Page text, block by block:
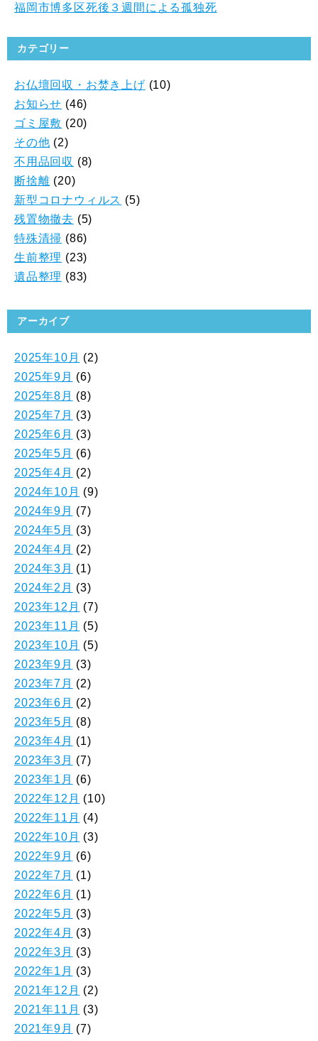
福岡市博多区死後３週間による孤独死
カテゴリー
お仏壇回収・お焚き上げ (10)
お知らせ (46)
ゴミ屋敷 (20)
その他 (2)
不用品回収 (8)
断捨離 (20)
新型コロナウィルス (5)
残置物撤去 (5)
特殊清掃 (86)
生前整理 (23)
遺品整理 (83)
アーカイブ
2025年10月 (2)
2025年9月 (6)
2025年8月 (8)
2025年7月 (3)
2025年6月 (3)
2025年5月 (6)
2025年4月 (2)
2024年10月 (9)
2024年9月 (7)
2024年5月 (3)
2024年4月 (2)
2024年3月 (1)
2024年2月 (3)
2023年12月 (7)
2023年11月 (5)
2023年10月 (5)
2023年9月 (3)
2023年7月 (2)
2023年6月 (2)
2023年5月 (8)
2023年4月 (1)
2023年3月 (7)
2023年1月 (6)
2022年12月 (10)
2022年11月 (4)
2022年10月 (3)
2022年9月 (6)
2022年7月 (1)
2022年6月 (1)
2022年5月 (3)
2022年4月 (3)
2022年3月 (3)
2022年1月 (3)
2021年12月 (2)
2021年11月 (3)
2021年9月 (7)